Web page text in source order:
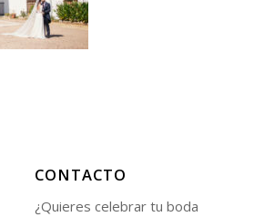
CONTACTO
¿Quieres celebrar tu boda